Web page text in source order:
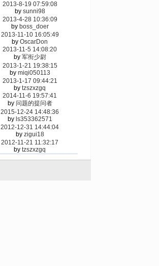
2013-8-19 07:59:08
by sunni98
2013-4-28 10:36:09
by boss_doer
2013-11-10 16:05:49
byOscarDon
2013-11-5 14:08:20
by 军衔少尉
2013-1-21 19:38:15
by miqi050113
2013-1-17 09:44:21
bytzszxzgq
2014-11-6 19:57:41
by 问题的提问者
2015-12-24 14:48:36
by ls353362571
2012-12-31 14:44:04
by zigui18
2012-11-21 11:32:17
bytzszxzgq